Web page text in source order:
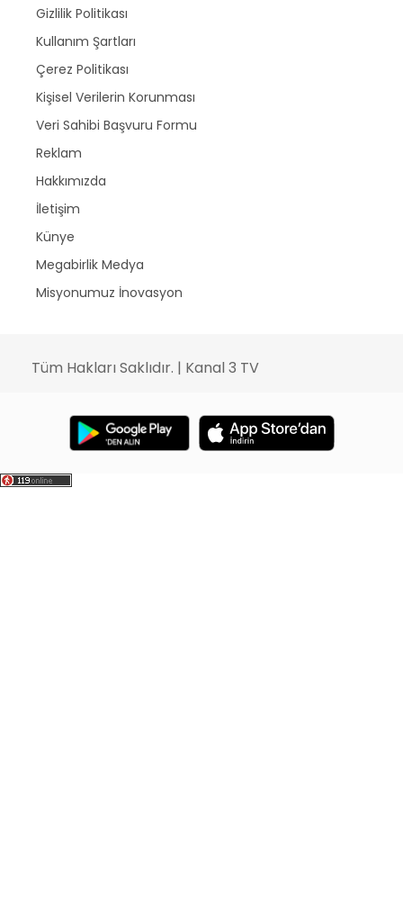
Gizlilik Politikası
Kullanım Şartları
Çerez Politikası
Kişisel Verilerin Korunması
Veri Sahibi Başvuru Formu
Reklam
Hakkımızda
İletişim
Künye
Megabirlik Medya
Misyonumuz İnovasyon
Tüm Hakları Saklıdır. | Kanal 3 TV